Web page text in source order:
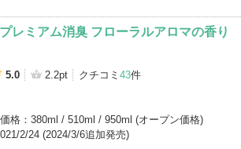
レミアム消臭 フローラルアロマの香り
5.0 2.2pt クチコミ 43件
格： 380ml / 510ml / 950ml (オープン価格)
2/24 (2024/3/6追加発売)